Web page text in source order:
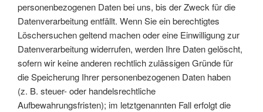
personenbezogenen Daten bei uns, bis der Zweck für die
Datenverarbeitung entfällt. Wenn Sie ein berechtigtes
Löschersuchen geltend machen oder eine Einwilligung zur
Datenverarbeitung widerrufen, werden Ihre Daten gelöscht,
sofern wir keine anderen rechtlich zulässigen Gründe für
die Speicherung Ihrer personenbezogenen Daten haben
(z. B. steuer- oder handelsrechtliche
Aufbewahrungsfristen); im letztgenannten Fall erfolgt die